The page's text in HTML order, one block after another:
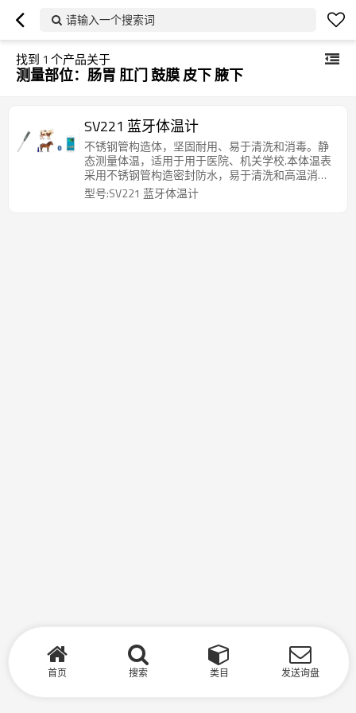
请输入一个搜索词
找到 1 个产品关于
测量部位：肠胃 肛门 鼓膜 皮下 腋下
SV221 蓝牙体温计
不锈钢管构造体，坚固耐用、易于清洗和消毒。静
态测量体温，适用于用于医院、机关学校.本体温表
采用不锈钢管构造密封防水，易于清洗和高温消
毒，适用于测人体肛门温度、口腔温度和腋下温
度，也特别适用于猪、马、牛、羊、狗等大中型动
型号:SV221 蓝牙体温计
首页 搜索 类目 发送询盘